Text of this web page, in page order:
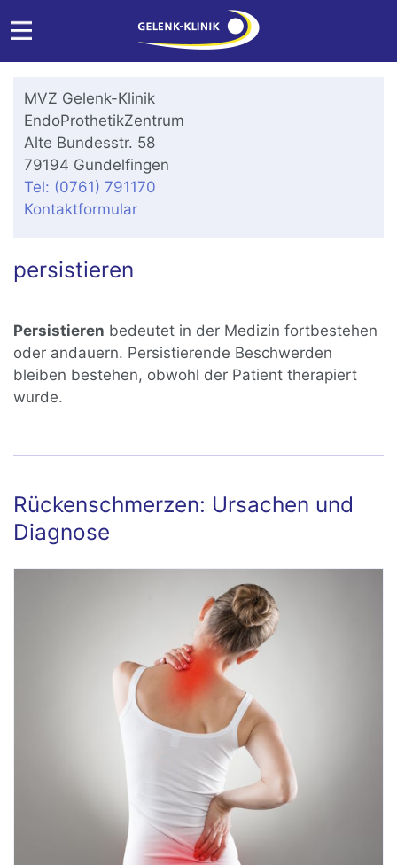
MVZ Gelenk-Klinik
EndoProthetikZentrum
Alte Bundesstr. 58
79194 Gundelfingen
Tel: (0761) 791170
Kontaktformular
persistieren
Persistieren bedeutet in der Medizin fortbestehen
oder andauern. Persistierende Beschwerden
bleiben bestehen, obwohl der Patient therapiert
wurde.
Rückenschmerzen: Ursachen und
Diagnose